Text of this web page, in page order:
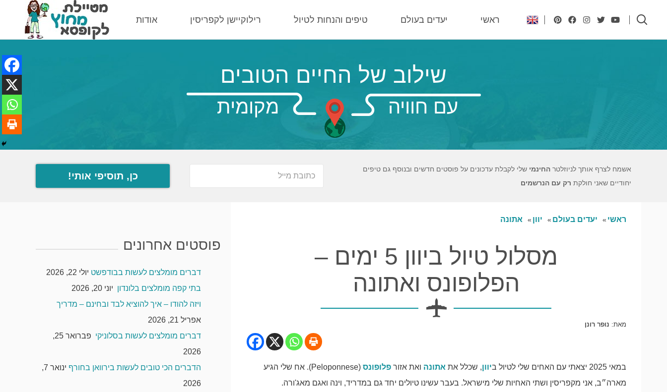
ראשי יעדים בעולם טיפים והנחות לטיול רילוקיישן לקפריסין אודות
שילוב של החיים הטובים
עם חוויה מקומית
אשמח לצרף אותך לניוזלטר החינמי שלי לקבלת עדכונים על פוסטים חדשים ובנוסף גם טיפים
יחודיים שאני חולקת רק עם הנרשמים
כן, תוסיפי אותי!
ראשי יעדים בעולם יוון אתונה
מסלול טיול ביוון 5 ימים –
הפלופונס ואתונה
מאת: נופר רונן
במאי 2025 יצאתי עם האחים שלי לטיול ב יוון, שכלל את אתונה ואת אזור פלופונס
(Peloponnese). אח שלי הגיע
מארה״ב, אני מקפריסין ושתי האחיות שלי מישראל. בעבר עשינו טיולים יחד גם במדריד, וינה ואגם מאג'ורה.
פוסטים אחרונים
דברים מומלצים לעשות בבודפשט יולי 22, 2026
בתי קפה מומלצים בלונדון יוני 20, 2026
ויזה להודו – איך להוציא לבד ובחינם – מדריך
אפריל 21, 2026
דברים מומלצים לעשות בסלוניקי
פברואר 25,
2026
הדברים הכי טובים לעשות בירוואן בחורף
ינואר 7,
2026